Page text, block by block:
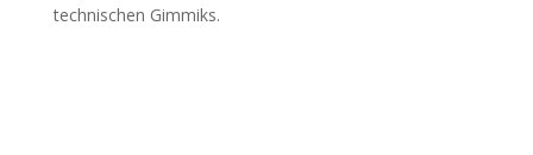
technischen Gimmiks.